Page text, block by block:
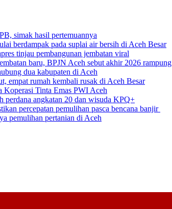
simak hasil pertemuannya
berdampak pada suplai air bersih di Aceh Besar
tinjau pembangunan jembatan viral
baru, BPJN Aceh sebut akhir 2026 rampung
dua kabupaten di Aceh
empat rumah kembali rusak di Aceh Besar
Tinta Emas PWI Aceh
angkatan 20 dan wisuda KPQ+
percepatan pemulihan pasca bencana banjir
pemulihan pertanian di Aceh